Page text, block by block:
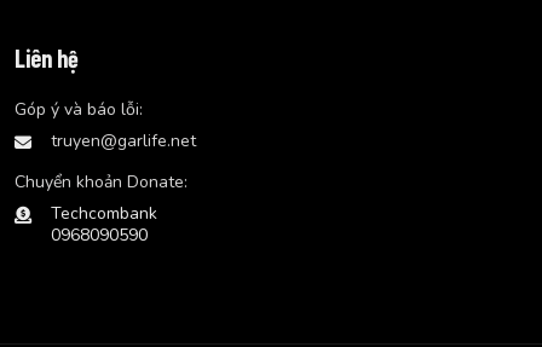
Liên hệ
Góp ý và báo lỗi:
truyen@garlife.net
Chuyển khoản Donate:
Techcombank
0968090590